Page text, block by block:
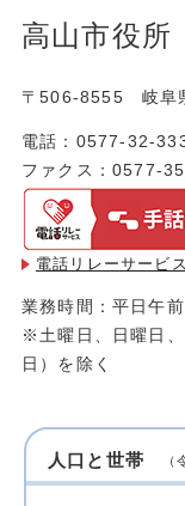
高山市役所
〒506-8555 岐阜
電話：0577-32-
ファクス：0577-
電話リレーサービ
業務時間：平日午
※土曜日、日曜日
日）を除く
人口と世帯 （